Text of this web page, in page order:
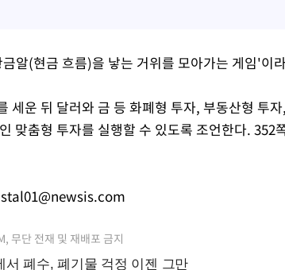
알(현금 흐름)을 낳는 거위를 모아가는 게임'이
세운 뒤 달러와 금 등 화폐형 투자, 부동산형 투
맞춤형 투자를 실행할 수 있도록 조언한다. 352
무단 전재 및 재배포 금지